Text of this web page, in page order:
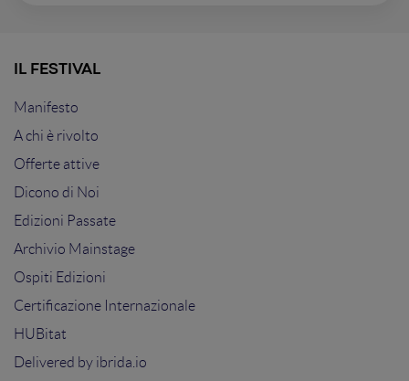
IL FESTIVAL
Manifesto
A chi è rivolto
Offerte attive
Dicono di Noi
Edizioni Passate
Archivio Mainstage
Ospiti Edizioni
Certificazione Internazionale
HUBitat
Delivered by ibrida.io